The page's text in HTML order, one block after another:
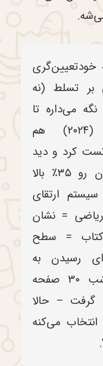
در نظریه خودتعیین‌گری
بر تسلط (نه
پایدارتر نگه می‌داره تا
نمره‌های خشک. هماری (۲۰۲۴) هم
در ۱۰۰ مدرسه تست کرد و دید
نشان‌های پیشرفت، درگیر شدن رو ۳۵٪ بالا
ارتقای
۱۰ مسئله ریاضی = نشان
عدد”، خوندن ۵ کتاب = سطح
رسیدن به
“سطح طلایی خواندن” هر شب ۳۰ صفحه
– حالا
می‌کنه